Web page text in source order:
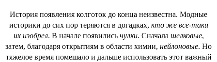
История появления колготок до конца неизвестна. Модные
историки до сих пор теряются в догадках, кто же все-таки
их изобрел. В начале появились чулки. Сначала шелковые,
затем, благодаря открытиям в области химии, нейлоновые. Но
тяжелое время помешало и дальше использовать этот важный